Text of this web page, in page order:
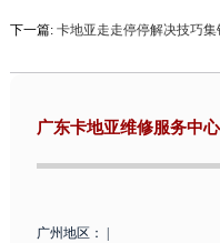
下一篇: 卡地亚走走停停解决技巧集
广东卡地亚维修服务中心
广州地区： |